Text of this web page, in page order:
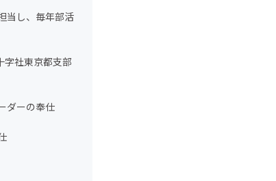
当し、毎年部活
字社東京都支部
ダーの奉仕